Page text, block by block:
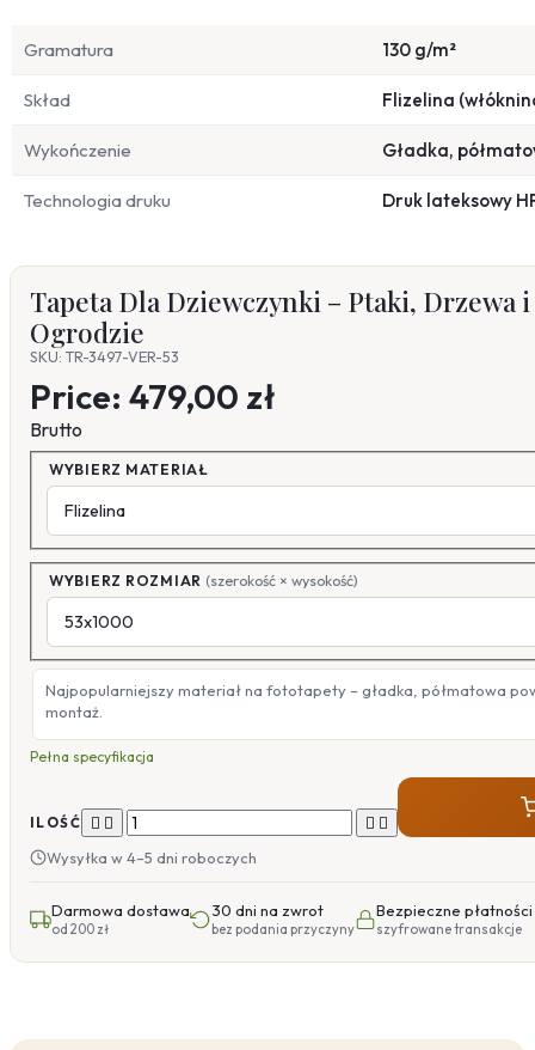
Gramatura 130 g/m²
Skład Flizelina
Wykończenie Gładka,
Technologia druku Druk lateksowy
Tapeta Dla Dziewczynki – Ptaki, Drzewa
Ogrodzie
SKU: TR-3497-VER-53
Price: 479,00 zł
Brutto
WYBIERZ MATERIAŁ
WYBIERZ ROZMIAR (szerokość × wysokość)
Najpopularniejszy materiał na fototapety – gładka, półmatowa
montaż.
Pełna specyfikacja
ILOŚĆ    
Wysyłka w 4–5 dni roboczych
Darmowa dostawa
od 200 zł
30 dni na zwrot
bez podania przyczyny
Bezpieczne płatności
szyfrowane transakcje